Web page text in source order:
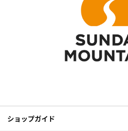
ショップガイド